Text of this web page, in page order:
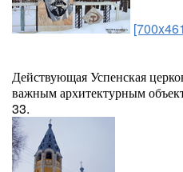
Действующая Успенская
важным архитектурным
33.